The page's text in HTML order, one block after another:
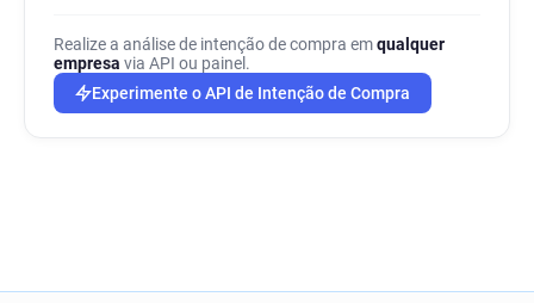
Realize a análise de intenção de compra emqualquer
empresa via API ou painel.
Experimente o API de Intenção de Compra